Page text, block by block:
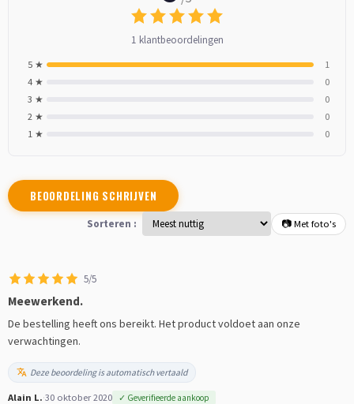
1 klantbeoordelingen
5 ★
1
4 ★
0
3 ★
0
2 ★
0
1 ★
0
BEOORDELING SCHRIJVEN
Sorteren : 📷 Met foto's
5/5
Meewerkend.
De bestelling heeft ons bereikt. Het product voldoet aan onze
verwachtingen.
Deze beoordeling is automatisch vertaald
Alain L.·30 oktober 2020 ✓ Geverifieerde aankoop